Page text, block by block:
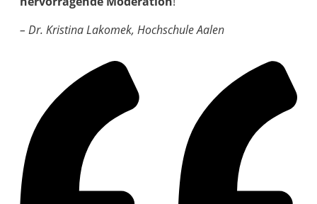
– Dr. Kristina Lakomek, Hochschule Aalen